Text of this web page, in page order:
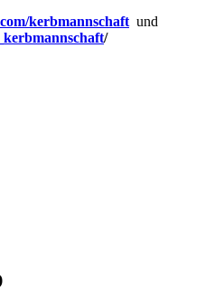
kerbmannschaft und
/